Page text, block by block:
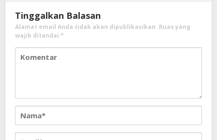
Tinggalkan Balasan
Alamat email Anda tidak akan dipublikasikan. Ruas yang
wajib ditandai *